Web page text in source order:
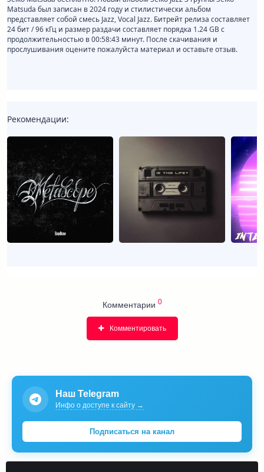
Matsuda был записан в 2024 году и стилистически альбом
представляет собой смесь Jazz, Vocal Jazz. Битрейт релиза составляет
24 бит / 96 кГц и размер раздачи составляет порядка 1.24 GB с
продолжительностью в 00:58:43 минут. После скачивания и
прослушивания оцените пожалуйста материал и оставьте отзыв.
Рекомендации:
Комментарии 0
Комментировать
Наш Telegram
Инфо о доступе к сайту →
Подписаться на канал